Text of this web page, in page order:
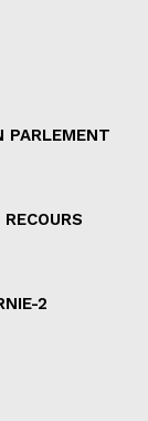
PARLEMENT
2